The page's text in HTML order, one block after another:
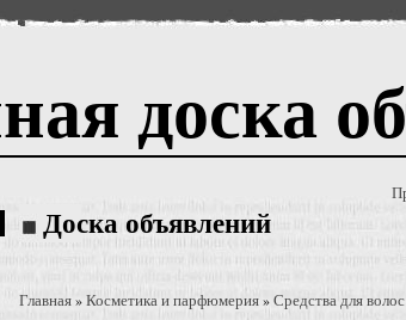
доска
Доска объявлений
Главная»Косметика и парфюмерия»Средства для волос